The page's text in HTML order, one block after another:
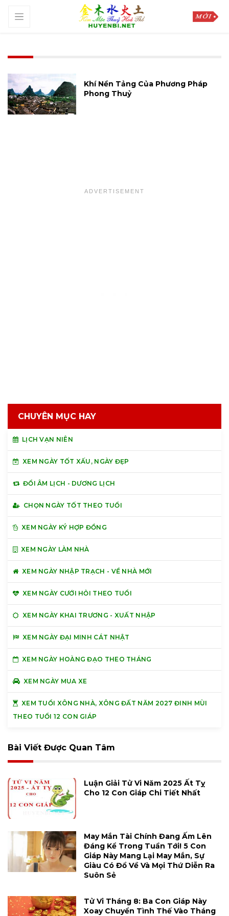
Khí Nền Tảng Của Phương Pháp
Phong Thuỷ
CHUYÊN MỤC HAY
LỊCH VẠN NIÊN
XEM NGÀY TỐT XẤU, NGÀY ĐẸP
ĐỔI ÂM LỊCH - DƯƠNG LỊCH
CHỌN NGÀY TỐT THEO TUỔI
XEM NGÀY KÝ HỢP ĐỒNG
XEM NGÀY LÀM NHÀ
XEM NGÀY NHẬP TRẠCH - VỀ NHÀ MỚI
XEM NGÀY CƯỚI HỎI THEO TUỔI
XEM NGÀY KHAI TRƯƠNG - XUẤT NHẬP
XEM NGÀY ĐẠI MINH CÁT NHẬT
XEM NGÀY HOÀNG ĐẠO THEO THÁNG
XEM NGÀY MUA XE
XEM TUỔI XÔNG NHÀ, XÔNG ĐẤT NĂM 2027 ĐINH MÙI
THEO TUỔI 12 CON GIÁP
Bài Viết Được Quan Tâm
Luận Giải Tử Vi Năm 2025 Ất Tỵ
Cho 12 Con Giáp Chi Tiết Nhất
May Mắn Tài Chính Đang Ấm Lên
Đáng Kể Trong Tuần Tới! 5 Con
Giáp Này Mang Lại May Mắn, Sự
Giàu Có Đổ Về Và Mọi Thứ Diễn Ra
Suôn Sẻ
Tử Vi Tháng 8: Ba Con Giáp Này
Xoay Chuyển Tình Thế Vào Tháng